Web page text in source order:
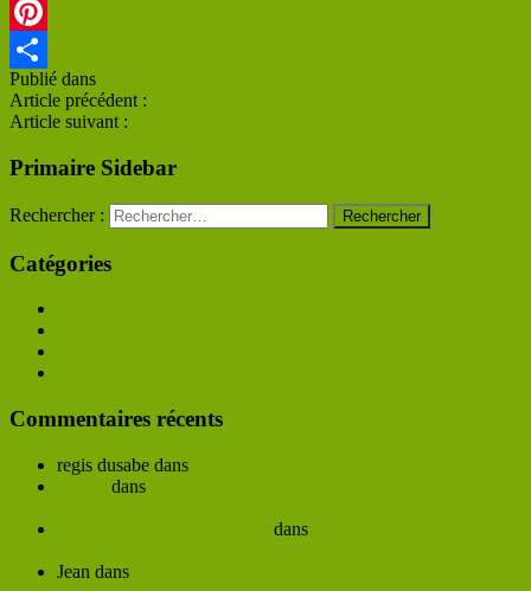
Twitter
Pinterest
Partager
Publié dans
Article précédent :
Article suivant :
Primaire Sidebar
Rechercher :
Catégories
Commentaires récents
regis dusabe dans
dans
dans
Jean dans